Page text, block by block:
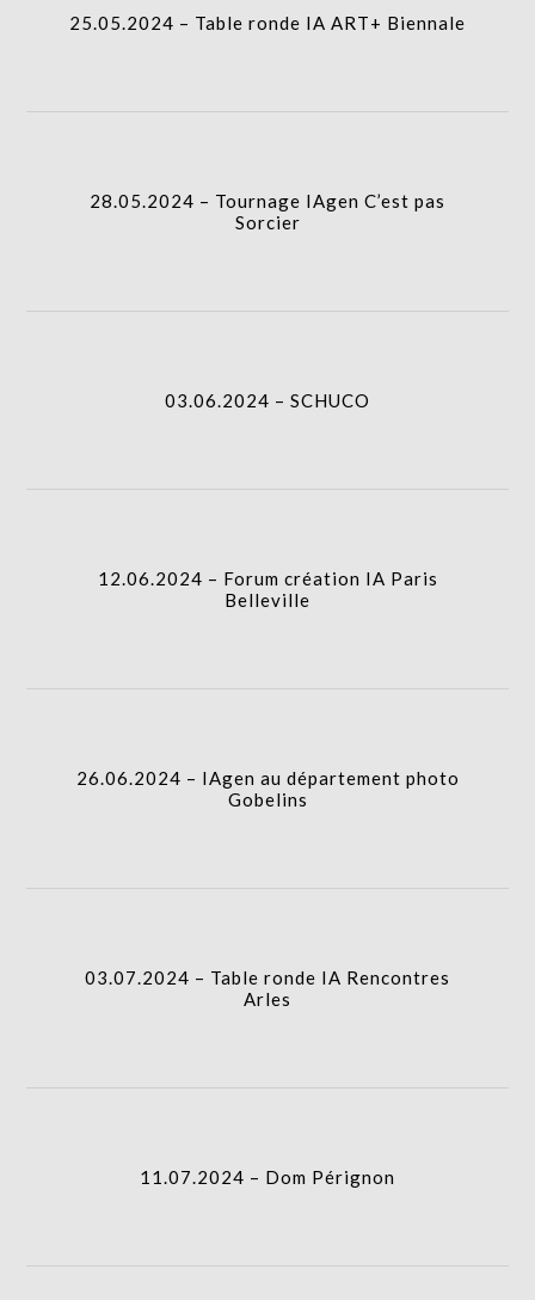
25.05.2024 – Table ronde IA ART+ Biennale
28.05.2024 – Tournage IAgen C’est pas
Sorcier
03.06.2024 – SCHUCO
12.06.2024 – Forum création IA Paris
Belleville
26.06.2024 – IAgen au département photo
Gobelins
03.07.2024 – Table ronde IA Rencontres
Arles
11.07.2024 – Dom Pérignon